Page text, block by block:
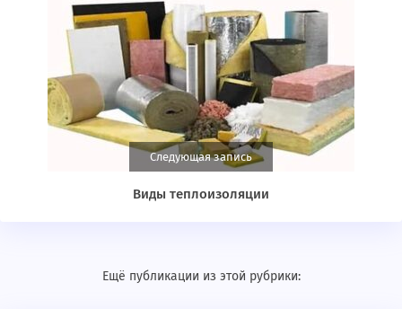
Следующая запись
Виды теплоизоляции
Ещё публикации из этой рубрики: